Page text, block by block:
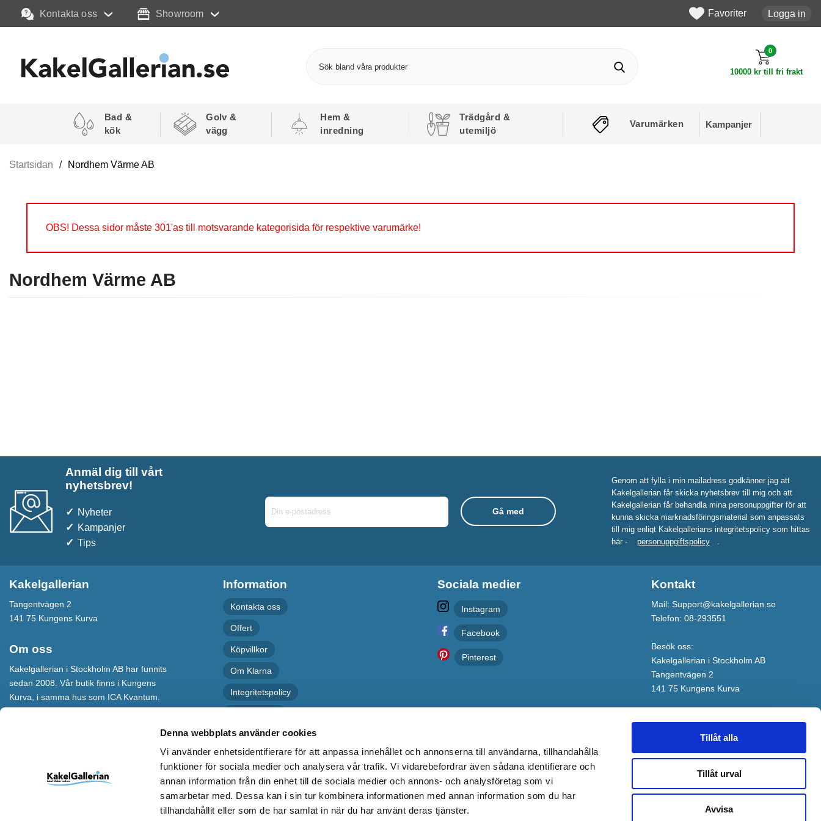
Denna webbplats använder cookies
Vi använder enhetsidentifierare för att anpassa innehållet och annonserna till användarna, tillhandahålla
funktioner för sociala medier och analysera vår trafik. Vi vidarebefordrar även sådana identifierare och
annan information från din enhet till de sociala medier och annons- och analysföretag som vi
samarbetar med. Dessa kan i sin tur kombinera informationen med annan information som du har
tillhandahållit eller som de har samlat in när du har använt deras tjänster.
Tillåt alla
Tillåt urval
Avvisa
Kontakta oss Showroom Favoriter Logga in
0
10000 kr till fri frakt
Bad &
kök
Golv &
vägg
Hem &
inredning
Trädgård &
utemiljö
Varumärken Kampanjer
Startsidan Nordhem Värme AB
OBS! Dessa sidor måste 301'as till motsvarande kategorisida för respektive varumärke!
Nordhem Värme AB
Anmäl dig till vårt
nyhetsbrev!
Nyheter
Kampanjer
Tips
Genom att fylla i min mailadress godkänner jag att
Kakelgallerian får skicka nyhetsbrev till mig och att
Kakelgallerian får behandla mina personuppgifter för att
kunna skicka marknadsföringsmaterial som anpassats
till mig enligt Kakelgallerians integritetspolicy som hittas
här -
personuppgiftspolicy
Kakelgallerian
Tangentvägen 2
141 75 Kungens Kurva
Om oss
Kakelgallerian i Stockholm AB har funnits
sedan 2008. Vår butik finns i Kungens
Kurva, i samma hus som ICA Kvantum.
kommer till vår butik eller besöker vår
webbshop ska bli inspirerade till nya och
Information
Kontakta oss
Offert
Köpvillkor
Om Klarna
Integritetspolicy
Sociala medier
Instagram
Facebook
Pinterest
Kontakt
Mail: Support@kakelgallerian.se
Telefon: 08-293551
Besök oss:
Kakelgallerian i Stockholm AB
Tangentvägen 2
141 75 Kungens Kurva